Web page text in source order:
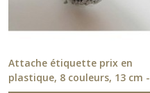
Attache étiquette prix en
plastique, 8 couleurs, 13 cm -